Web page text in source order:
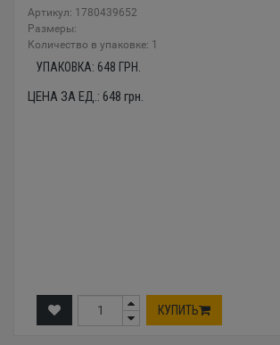
Артикул: 1780439652
Размеры:
Количество в упаковке: 1
УПАКОВКА: 648 ГРН.
ЦЕНА ЗА ЕД.: 648 грн.
КУПИТЬ